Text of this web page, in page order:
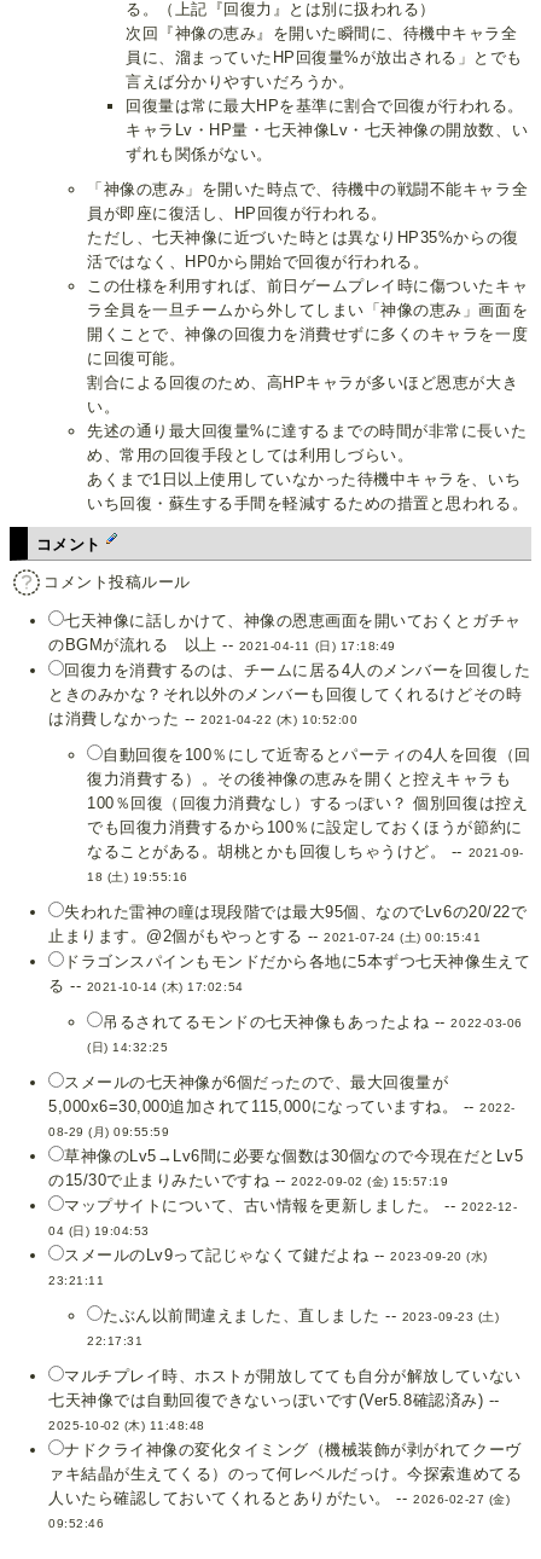
る。（上記『回復力』とは別に扱われる）
次回『神像の恵み』を開いた瞬間に、待機中キャラ全
員に、溜まっていたHP回復量%が放出される」とでも
言えば分かりやすいだろうか。
回復量は常に最大HPを基準に割合で回復が行われる。
キャラLv・HP量・七天神像Lv・七天神像の開放数、い
ずれも関係がない。
「神像の恵み」を開いた時点で、待機中の戦闘不能キャラ全
員が即座に復活し、HP回復が行われる。
ただし、七天神像に近づいた時とは異なりHP35%からの復
活ではなく、HP0から開始で回復が行われる。
この仕様を利用すれば、前日ゲームプレイ時に傷ついたキャ
ラ全員を一旦チームから外してしまい「神像の恵み」画面を
開くことで、神像の回復力を消費せずに多くのキャラを一度
に回復可能。
割合による回復のため、高HPキャラが多いほど恩恵が大き
い。
先述の通り最大回復量%に達するまでの時間が非常に長いた
め、常用の回復手段としては利用しづらい。
あくまで1日以上使用していなかった待機中キャラを、いち
いち回復・蘇生する手間を軽減するための措置と思われる。
コメント
コメント投稿ルール
七天神像に話しかけて、神像の恩恵画面を開いておくとガチャ
のBGMが流れる 以上 -- 2021-04-11 (日) 17:18:49
回復力を消費するのは、チームに居る4人のメンバーを回復した
ときのみかな？それ以外のメンバーも回復してくれるけどその時
は消費しなかった --2021-04-22 (木) 10:52:00
自動回復を100％にして近寄るとパーティの4人を回復（回
復力消費する）。その後神像の恵みを開くと控えキャラも
100％回復（回復力消費なし）するっぽい？ 個別回復は控え
でも回復力消費するから100％に設定しておくほうが節約に
なることがある。胡桃とかも回復しちゃうけど。 -- 2021-09-
18 (土) 19:55:16
失われた雷神の瞳は現段階では最大95個、なのでLv6の20/22で
止まります。@2個がもやっとする --2021-07-24 (土) 00:15:41
ドラゴンスパインもモンドだから各地に5本ずつ七天神像生えて
る -- 2021-10-14 (木) 17:02:54
吊るされてるモンドの七天神像もあったよね --2022-03-06
(日) 14:32:25
スメールの七天神像が6個だったので、最大回復量が
5,000x6=30,000追加されて115,000になっていますね。 --2022-
08-29 (月) 09:55:59
草神像のLv5→Lv6間に必要な個数は30個なので今現在だとLv5
の15/30で止まりみたいですね --2022-09-02 (金) 15:57:19
マップサイトについて、古い情報を更新しました。 --2022-12-
04 (日) 19:04:53
スメールのLv9って記じゃなくて鍵だよね --2023-09-20 (水)
23:21:11
たぶん以前間違えました、直しました -- 2023-09-23 (土)
22:17:31
マルチプレイ時、ホストが開放してても自分が解放していない
七天神像では自動回復できないっぽいです(Ver5.8確認済み) --
2025-10-02 (木) 11:48:48
ナドクライ神像の変化タイミング（機械装飾が剥がれてクーヴ
ァキ結晶が生えてくる）のって何レベルだっけ。今探索進めてる
人いたら確認しておいてくれるとありがたい。 -- 2026-02-27 (金)
09:52:46